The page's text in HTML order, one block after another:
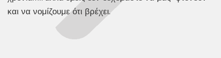
και να νομίζουμε ότι βρέχει.